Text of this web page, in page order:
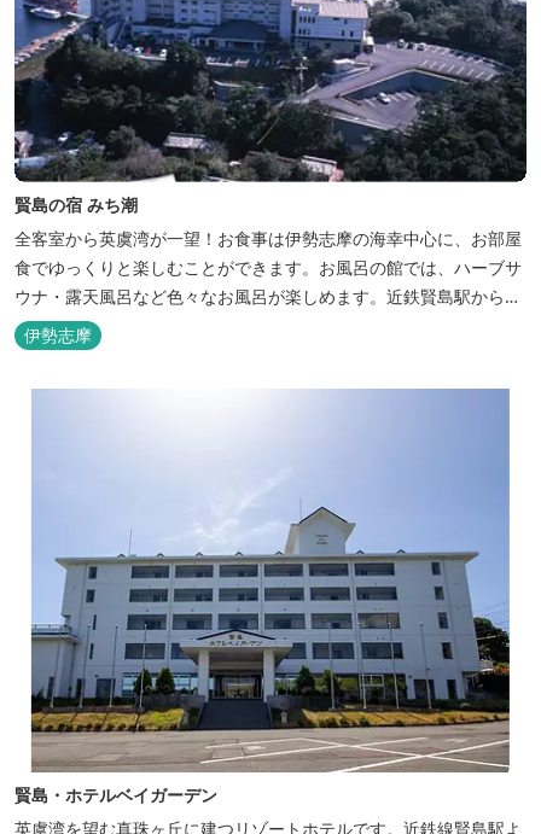
賢島の宿 みち潮
全客室から英虞湾が一望！お食事は伊勢志摩の海幸中心に、お部屋
食でゆっくりと楽しむことができます。お風呂の館では、ハーブサ
ウナ・露天風呂など色々なお風呂が楽しめます。近鉄賢島駅から歩
いて5分と好立地です。
伊勢志摩
賢島・ホテルベイガーデン
英虞湾を望む真珠ヶ丘に建つリゾートホテルです。近鉄線賢島駅よ